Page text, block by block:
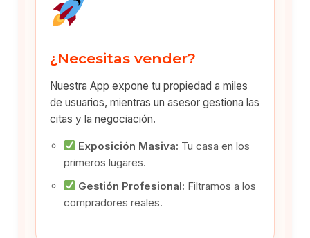
¿Necesitas vender?
Nuestra App expone tu propiedad a miles
de usuarios, mientras un asesor gestiona las
citas y la negociación.
Exposición Masiva: Tu casa en los
primeros lugares.
Gestión Profesional: Filtramos a los
compradores reales.